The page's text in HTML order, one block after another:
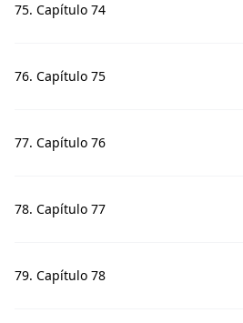
75. Capítulo 74
76. Capítulo 75
77. Capítulo 76
78. Capítulo 77
79. Capítulo 78